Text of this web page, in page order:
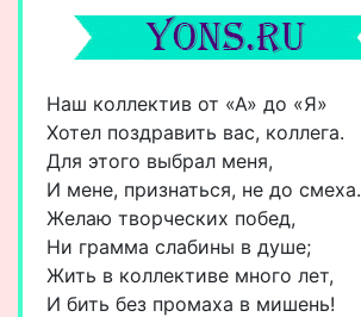
Наш коллектив от «А» до «Я»
Хотел поздравить вас, коллега.
Для этого выбрал меня,
И мене, признаться, не до смеха.
Желаю творческих побед,
Ни грамма слабины в душе;
Жить в коллективе много лет,
И бить без промаха в мишень!